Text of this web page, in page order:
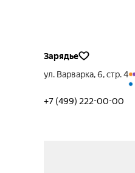
Зарядье
ул. Варварка, 6, стр. 4
+7 (499) 222-00-00